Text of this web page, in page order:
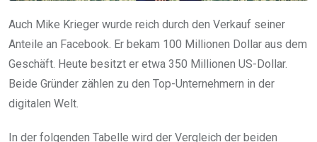
Auch Mike Krieger wurde reich durch den Verkauf seiner
Anteile an Facebook. Er bekam 100 Millionen Dollar aus dem
Geschäft. Heute besitzt er etwa 350 Millionen US-Dollar.
Beide Gründer zählen zu den Top-Unternehmern in der
digitalen Welt.
In der folgenden Tabelle wird der Vergleich der beiden